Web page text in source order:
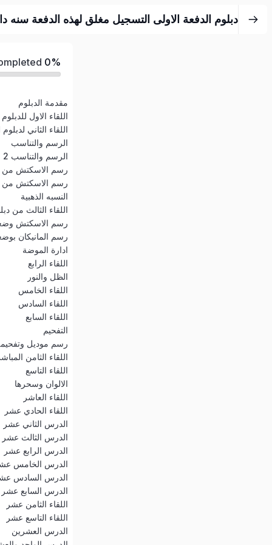
0%
مقدمة الدبلوم
اللقاء الاول للدبلوم
اللقاء الثاني
الرسم والتناسب
الرسم والتناسب 2
رسم الاسكتش من
رسم الاسكتش من
النسبه الذهبية
اللقاء الثالث من
رسم الاسكتش
رسم المانيكان
ادارة الموضة
اللقاء الرابع
الظل والنور
اللقاء الخامس
اللقاء السادس
اللقاء السابع
التفحيم
رسم موديل
اللقاء الثامن
اللقاء التاسع
الالوان وسحرها
اللقاء العاشر
اللقاء الحادي عشر
الدرس الثاني عشر
الدرس الثالث عشر
الدرس الرابع عشر
الدرس الخامس
الدرس السادس
الدرس السابع عشر
اللقاء الثامن عشر
اللقاء التاسع عشر
الدرس العشرين